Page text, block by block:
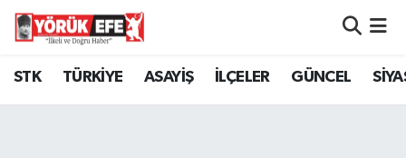
STK TÜRKİYE ASAYİŞ İLÇELER GÜNCEL
Aydın Nöbetçi Eczaneler